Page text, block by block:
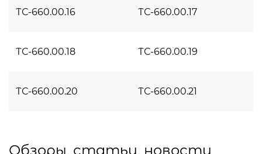
ТС-660.00.16 ТС-660.00.17
ТС-660.00.18 ТС-660.00.19
ТС-660.00.20 ТС-660.00.21
Обзоры, статьи, новости